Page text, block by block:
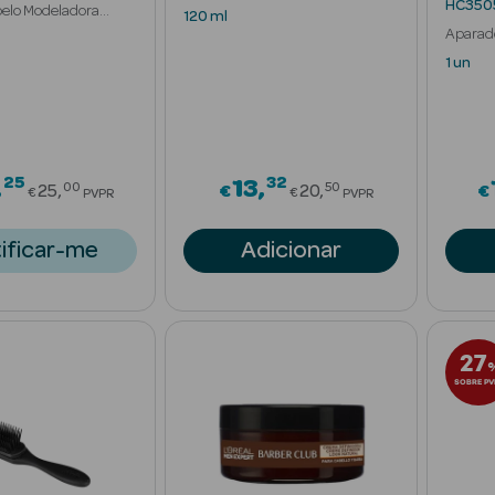
Modeladora
25Price reduced from
€25 00 PVPR
me
120 ml
€13 32Price reduced
€20 50 PVPR
Adicionar
1 un
€
27
SOBRE